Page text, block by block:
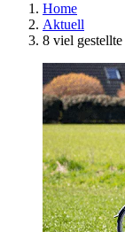
Home
Aktuell
8 viel